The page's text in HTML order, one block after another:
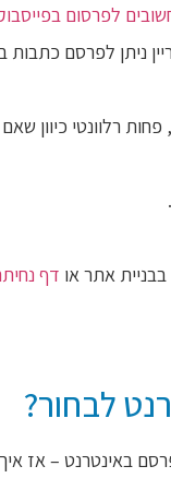
ניתן לפרסם כתבות
רלוונטי כיוון
בבניית אתר או דף
לבחור?
באינטרנט – אז